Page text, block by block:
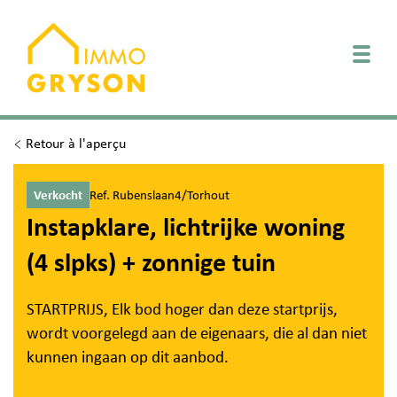
Retour à l'aperçu
Verkocht Ref. Rubenslaan4/Torhout
Instapklare, lichtrijke woning
(4 slpks) + zonnige tuin
STARTPRIJS, Elk bod hoger dan deze startprijs,
wordt voorgelegd aan de eigenaars, die al dan niet
kunnen ingaan op dit aanbod.